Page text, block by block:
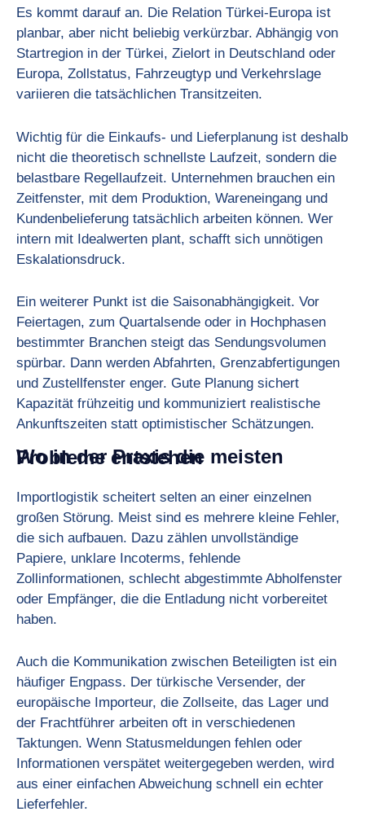
Es kommt darauf an. Die Relation Türkei-Europa ist
planbar, aber nicht beliebig verkürzbar. Abhängig von
Startregion in der Türkei, Zielort in Deutschland oder
Europa, Zollstatus, Fahrzeugtyp und Verkehrslage
variieren die tatsächlichen Transitzeiten.
Wichtig für die Einkaufs- und Lieferplanung ist deshalb
nicht die theoretisch schnellste Laufzeit, sondern die
belastbare Regellaufzeit. Unternehmen brauchen ein
Zeitfenster, mit dem Produktion, Wareneingang und
Kundenbelieferung tatsächlich arbeiten können. Wer
intern mit Idealwerten plant, schafft sich unnötigen
Eskalationsdruck.
Ein weiterer Punkt ist die Saisonabhängigkeit. Vor
Feiertagen, zum Quartalsende oder in Hochphasen
bestimmter Branchen steigt das Sendungsvolumen
spürbar. Dann werden Abfahrten, Grenzabfertigungen
und Zustellfenster enger. Gute Planung sichert
Kapazität frühzeitig und kommuniziert realistische
Ankunftszeiten statt optimistischer Schätzungen.
Wo in der Praxis die meisten Probleme entstehen
Importlogistik scheitert selten an einer einzelnen
großen Störung. Meist sind es mehrere kleine Fehler,
die sich aufbauen. Dazu zählen unvollständige
Papiere, unklare Incoterms, fehlende
Zollinformationen, schlecht abgestimmte Abholfenster
oder Empfänger, die die Entladung nicht vorbereitet
haben.
Auch die Kommunikation zwischen Beteiligten ist ein
häufiger Engpass. Der türkische Versender, der
europäische Importeur, die Zollseite, das Lager und
der Frachtführer arbeiten oft in verschiedenen
Taktungen. Wenn Statusmeldungen fehlen oder
Informationen verspätet weitergegeben werden, wird
aus einer einfachen Abweichung schnell ein echter
Lieferfehler.